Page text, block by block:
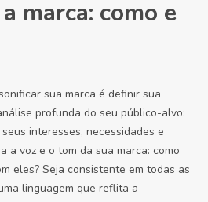
marca: como e
sua marca é definir sua
profunda do seu público-alvo:
interesses, necessidades e
a voz e o tom da sua marca: como
eles? Seja consistente em todas as
linguagem que reflita a